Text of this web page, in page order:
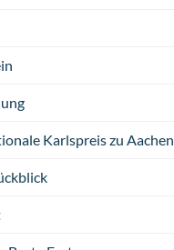
Karlspreis zu Aachen